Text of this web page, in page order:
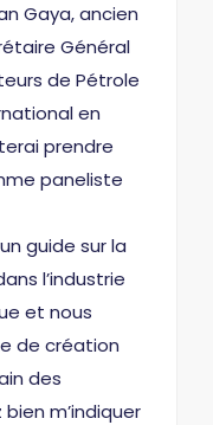
Gaya, ancien
Général
de Pétrole
en
prendre
paneliste
guide sur la
l’industrie
et nous
de création
des
m’indiquer